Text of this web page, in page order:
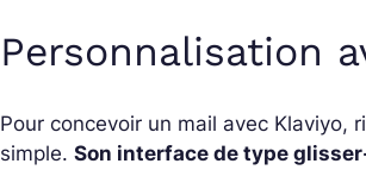
Personnalisation
Pour concevoir un mail avec Klaviyo,
simple. Son interface de type